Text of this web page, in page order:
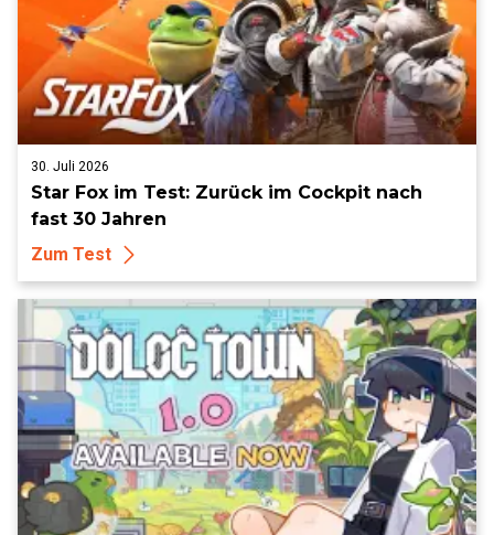
30. Juli 2026
Star Fox im Test: Zurück im Cockpit nach
fast 30 Jahren
Zum Test